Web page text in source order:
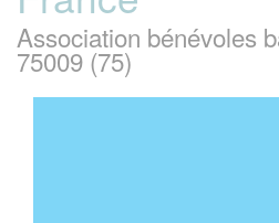
Association bénévoles
75009 (75)